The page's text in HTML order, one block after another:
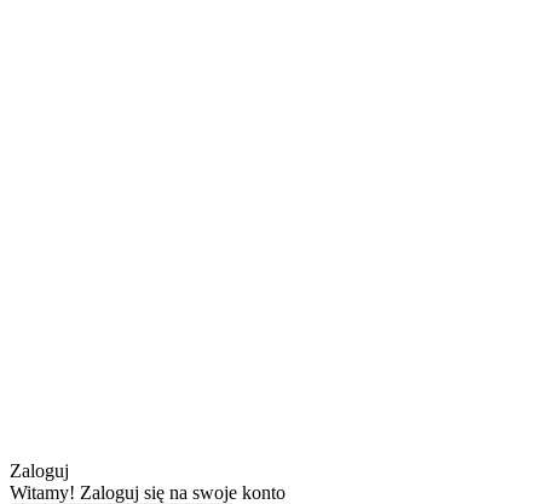
Zaloguj
Witamy! Zaloguj się na swoje konto